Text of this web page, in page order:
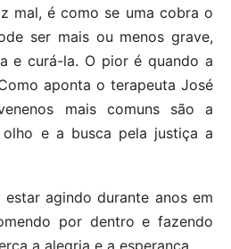
mal, é como se uma cobra o
ser mais ou menos grave,
e curá-la. O pior é quando a
aponta o terapeuta José
mais comuns são a
e a busca pela justiça a
estar agindo durante anos em
por dentro e fazendo
a alegria e a esperança.